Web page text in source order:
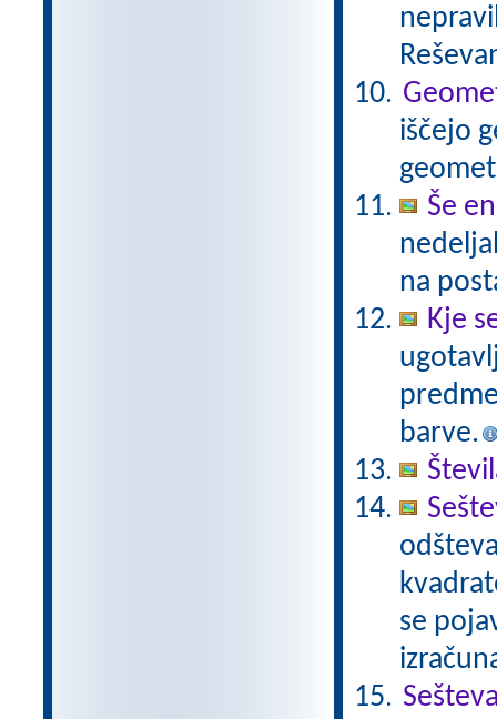
iščejo
Še
na
Kje
barve.
se